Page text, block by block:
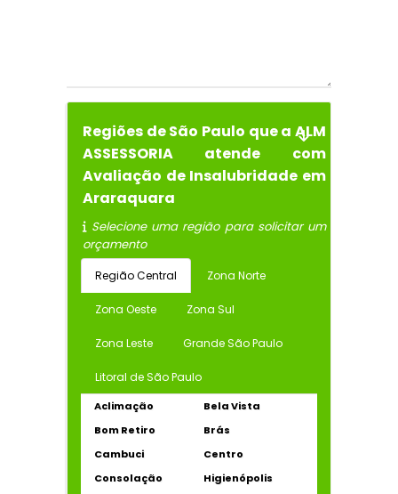
Regiões de São Paulo que a ALM
ASSESSORIA atende com
Avaliação de Insalubridade em
Araraquara
Selecione uma região para solicitar um
orçamento
Região Central Zona Norte
Zona Oeste Zona Sul
Zona Leste Grande São Paulo
Litoral de São Paulo
Aclimação
Bela Vista
Bom Retiro
Brás
Cambuci
Centro
Consolação
Higienópolis